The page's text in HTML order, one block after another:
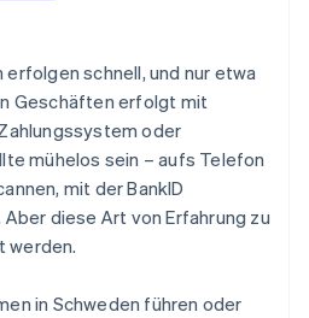
erfolgen schnell, und nur etwa
Geschäften erfolgt mit
oder
mühelos sein – aufs Telefon
mit der BankID
diese Art von Erfahrung zu
werden.
in Schweden führen oder